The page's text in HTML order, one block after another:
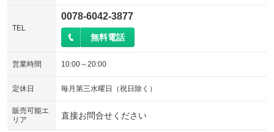
TEL
0078-6042-3877
無料電話
営業時間 10:00～20:00
定休日 毎月第三水曜日（祝日除く）
販売可能エ
リア
直接お問合せください